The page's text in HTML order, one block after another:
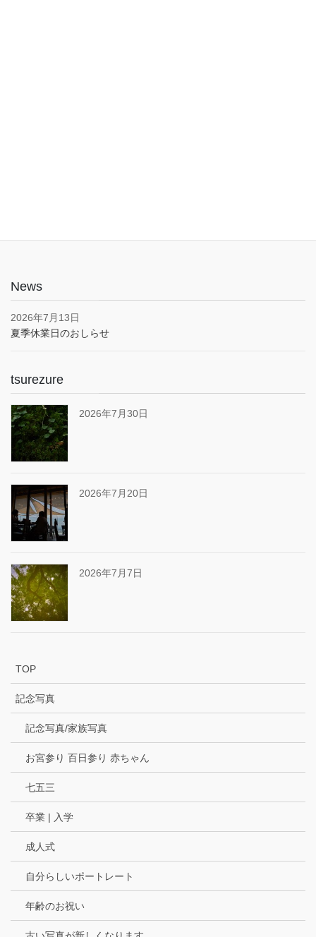
News
2026年7月13日
夏季休業日のおしらせ
tsurezure
2026年7月30日
2026年7月20日
2026年7月7日
TOP
記念写真
記念写真/家族写真
お宮参り 百日参り 赤ちゃん
七五三
卒業 | 入学
成人式
自分らしいポートレート
年齢のお祝い